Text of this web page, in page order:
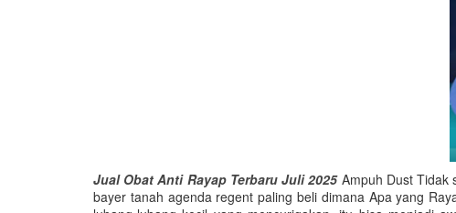
Jual Obat Anti Rayap Terbaru Juli 2025Ampuh Dust Tidak
bayer tanah agenda regent paling beli dimana Apa yang